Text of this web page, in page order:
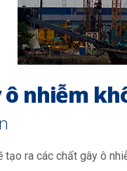
ô nhiễm
ra các chất gây ô